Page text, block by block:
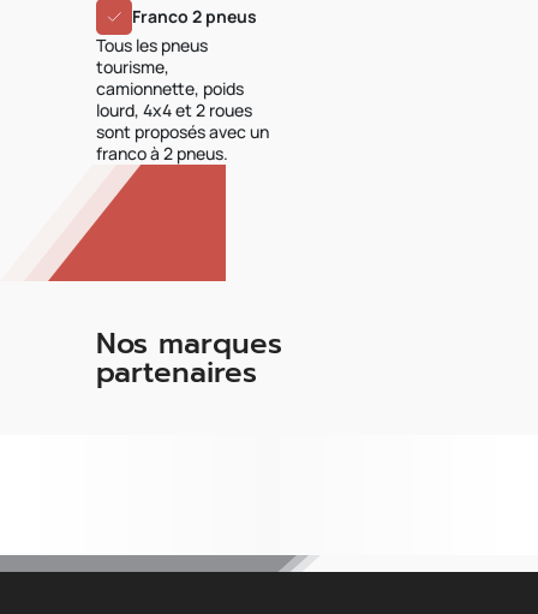
Franco 2 pneus
Tous les pneus
tourisme,
camionnette, poids
lourd, 4x4 et 2 roues
sont proposés avec un
franco à 2 pneus.
Nos marques
partenaires